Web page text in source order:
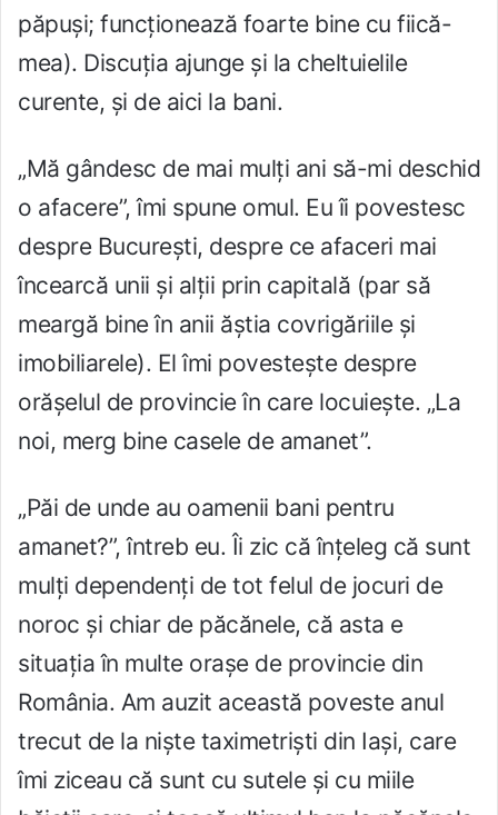
păpuși; funcționează foarte bine cu fiică-
mea). Discuția ajunge și la cheltuielile
curente, și de aici la bani.
„Mă gândesc de mai mulți ani să-mi deschid
o afacere”, îmi spune omul. Eu îi povestesc
despre București, despre ce afaceri mai
încearcă unii și alții prin capitală (par să
meargă bine în anii ăștia covrigăriile și
imobiliarele). El îmi povestește despre
orășelul de provincie în care locuiește. „La
noi, merg bine casele de amanet”.
„Păi de unde au oamenii bani pentru
amanet?”, întreb eu. Îi zic că înțeleg că sunt
mulți dependenți de tot felul de jocuri de
noroc și chiar de păcănele, că asta e
situația în multe orașe de provincie din
România. Am auzit această poveste anul
trecut de la niște taximetriști din Iași, care
îmi ziceau că sunt cu sutele și cu miile